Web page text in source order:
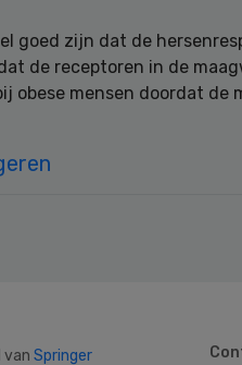
goed zijn dat de
de receptoren in de
obese mensen doordat de
van Springer